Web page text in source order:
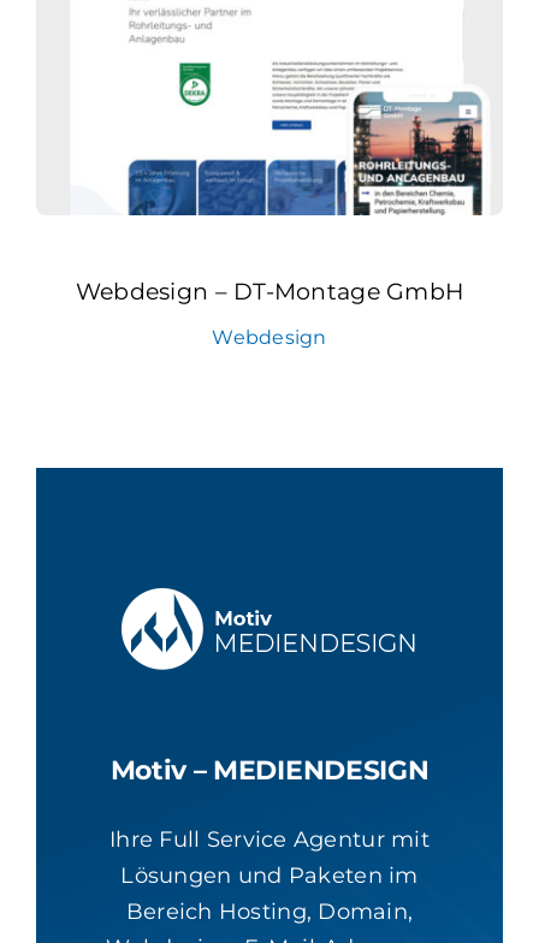
Webdesign – DT-Montage GmbH
Webdesign
Motiv – MEDIENDESIGN
Ihre Full Service Agentur mit
Lösungen und Paketen im
Bereich Hosting, Domain,